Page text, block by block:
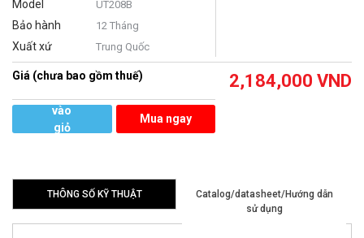
Model UT208B
Bảo hành 12 Tháng
Xuất xứ Trung Quốc
Giá (chưa bao gồm thuế) 2,184,000 VND
vào
giỏ
Mua ngay
THÔNG SỐ KỸ THUẬT
Catalog/datasheet/Hướng dẫn
sử dụng